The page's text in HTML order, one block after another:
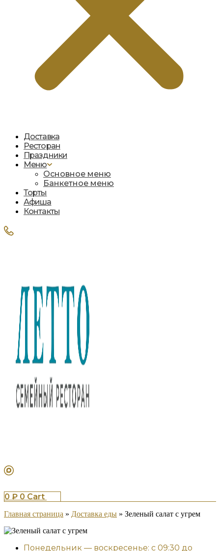
Доставка
Ресторан
Праздники
Меню
Основное меню
Банкетное меню
Торты
Афиша
Контакты
0 ₽ 0 Cart
Главная страница » Доставка еды » Зеленый салат с угрем
Понедельник — воскресенье: с 09:30 до